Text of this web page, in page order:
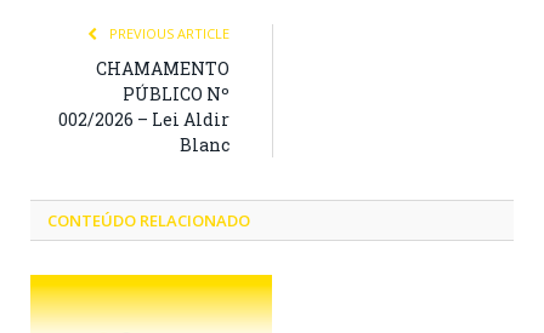
PREVIOUS ARTICLE
CHAMAMENTO
PÚBLICO Nº
002/2026 – Lei Aldir
Blanc
CONTEÚDO RELACIONADO